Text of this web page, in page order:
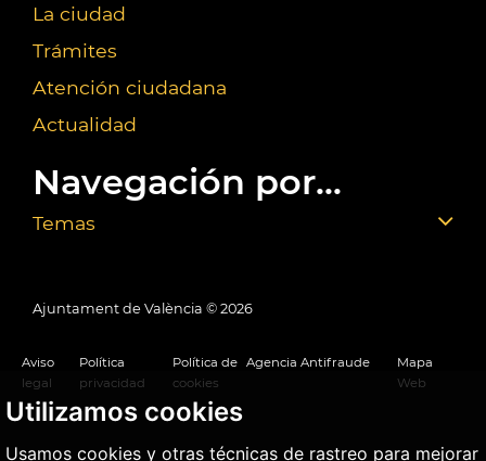
Utilizamos cookies
Usamos cookies y otras técnicas de rastreo para mejorar
La ciudad
Trámites
Atención ciudadana
Actualidad
Navegación por...
Temas
Ajuntament de València © 2026
Aviso
legal
Política
privacidad
Política de
cookies
Agencia Antifraude
Mapa
Web